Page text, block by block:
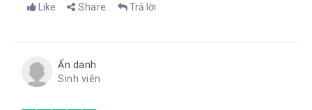
Like Share Trả lời
Ẩn danh
Sinh viên